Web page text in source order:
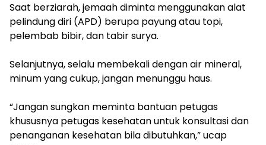
Saat berziarah, jemaah diminta menggunakan alat
pelindung diri (APD) berupa payung atau topi,
pelembab bibir, dan tabir surya.
Selanjutnya, selalu membekali dengan air mineral,
minum yang cukup, jangan menunggu haus.
“Jangan sungkan meminta bantuan petugas
khususnya petugas kesehatan untuk konsultasi dan
penanganan kesehatan bila dibutuhkan,” ucap